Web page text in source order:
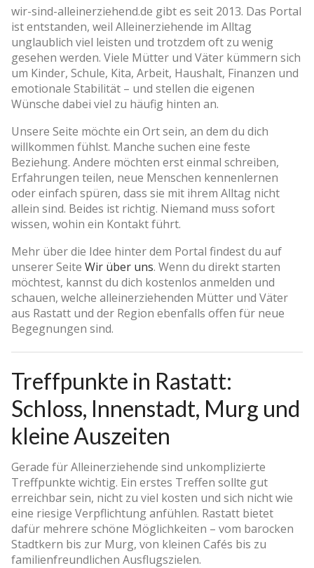
wir-sind-alleinerziehend.de gibt es seit 2013. Das Portal
ist entstanden, weil Alleinerziehende im Alltag
unglaublich viel leisten und trotzdem oft zu wenig
gesehen werden. Viele Mütter und Väter kümmern sich
um Kinder, Schule, Kita, Arbeit, Haushalt, Finanzen und
emotionale Stabilität – und stellen die eigenen
Wünsche dabei viel zu häufig hinten an.
Unsere Seite möchte ein Ort sein, an dem du dich
willkommen fühlst. Manche suchen eine feste
Beziehung. Andere möchten erst einmal schreiben,
Erfahrungen teilen, neue Menschen kennenlernen
oder einfach spüren, dass sie mit ihrem Alltag nicht
allein sind. Beides ist richtig. Niemand muss sofort
wissen, wohin ein Kontakt führt.
Mehr über die Idee hinter dem Portal findest du auf
unserer Seite Wir über uns. Wenn du direkt starten
möchtest, kannst du dich kostenlos anmelden und
schauen, welche alleinerziehenden Mütter und Väter
aus Rastatt und der Region ebenfalls offen für neue
Begegnungen sind.
Treffpunkte in Rastatt:
Schloss, Innenstadt, Murg und
kleine Auszeiten
Gerade für Alleinerziehende sind unkomplizierte
Treffpunkte wichtig. Ein erstes Treffen sollte gut
erreichbar sein, nicht zu viel kosten und sich nicht wie
eine riesige Verpflichtung anfühlen. Rastatt bietet
dafür mehrere schöne Möglichkeiten – vom barocken
Stadtkern bis zur Murg, von kleinen Cafés bis zu
familienfreundlichen Ausflugszielen.